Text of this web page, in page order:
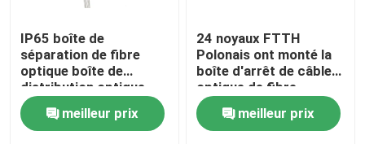
IP65 boîte de
séparation de fibre
optique boîte de
distribution optique
extérieure 3 en 8 en
plein air 1 8 noir port
de câble non coupé
meilleur prix
24 noyaux FTTH
Polonais ont monté la
boîte d'arrêt de câble
optique de fibre
d'adaptateur de
tresses de diviseur
meilleur prix